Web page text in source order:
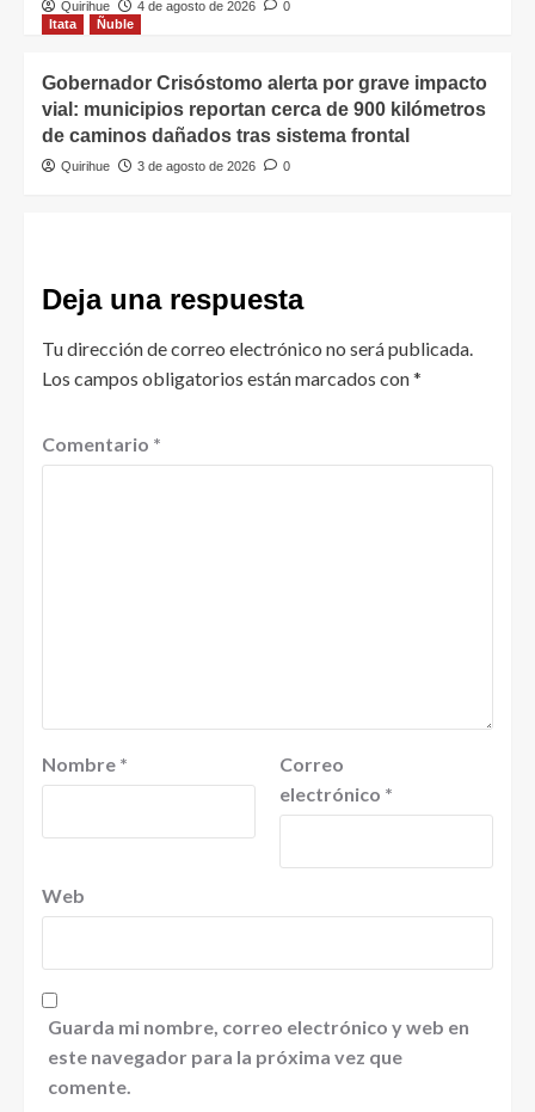
Quirihue 4 de agosto de 2026
0
Itata
Ñuble
Gobernador Crisóstomo alerta por grave impacto
vial: municipios reportan cerca de 900 kilómetros
de caminos dañados tras sistema frontal
Quirihue 3 de agosto de 2026 0
Deja una respuesta
Tu dirección de correo electrónico no será publicada.
Los campos obligatorios están marcados con*
Comentario *
Nombre *
Correo
electrónico *
Web
Guarda mi nombre, correo electrónico y web en
este navegador para la próxima vez que
comente.